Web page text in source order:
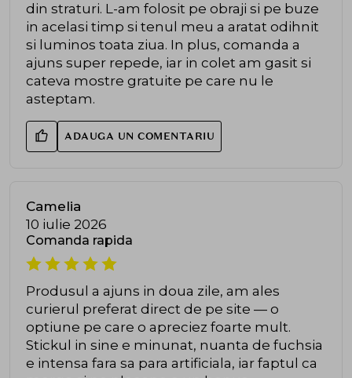
din straturi. L-am folosit pe obraji si pe buze
in acelasi timp si tenul meu a aratat odihnit
si luminos toata ziua. In plus, comanda a
ajuns super repede, iar in colet am gasit si
cateva mostre gratuite pe care nu le
asteptam.
ADAUGA UN COMENTARIU
Camelia
10 iulie 2026
Comanda rapida
Produsul a ajuns in doua zile, am ales
curierul preferat direct de pe site — o
optiune pe care o apreciez foarte mult.
Stickul in sine e minunat, nuanta de fuchsia
e intensa fara sa para artificiala, iar faptul ca